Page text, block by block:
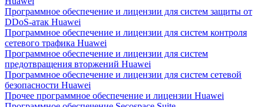
Программное обеспечение и лицензии для систем защиты от
DDoS-атак Huawei
Программное обеспечение и лицензии для систем контроля
сетевого трафика Huawei
Программное обеспечение и лицензии для систем
предотвращения вторжений Huawei
Программное обеспечение и лицензии для систем сетевой
безопасности Huawei
Прочее программное обеспечение и лицензии Huawei